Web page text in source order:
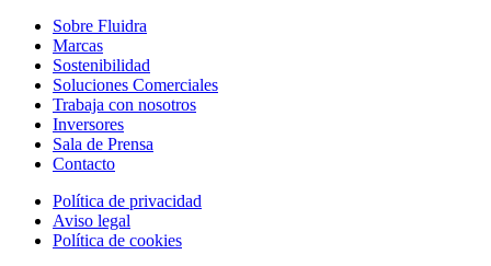
Sobre Fluidra
Marcas
Sostenibilidad
Soluciones Comerciales
Trabaja con nosotros
Inversores
Sala de Prensa
Contacto
Política de privacidad
Aviso legal
Política de cookies